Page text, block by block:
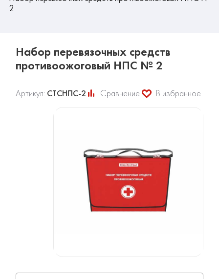
2
Набор перевязочных средств
противоожоговый НПС № 2
Артикул: СТСНПС-2 Сравнение В избранное